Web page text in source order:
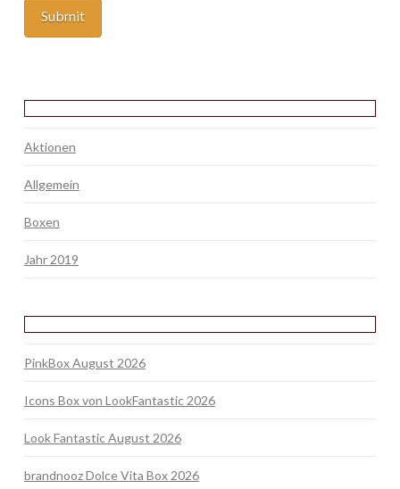
Aktionen
Allgemein
Boxen
Jahr 2019
PinkBox August 2026
Icons Box von LookFantastic 2026
Look Fantastic August 2026
brandnooz Dolce Vita Box 2026